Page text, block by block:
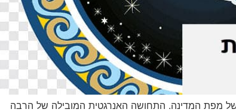
של מפת המדינה. התחושה האנרגטית המובילה של הרבה